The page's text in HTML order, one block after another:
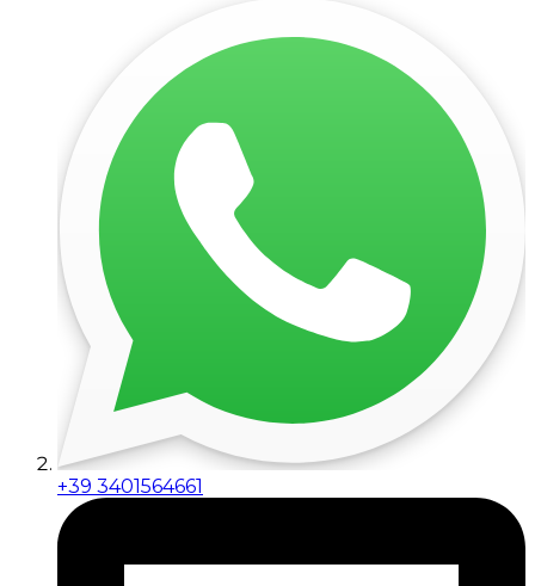
+39 3401564661